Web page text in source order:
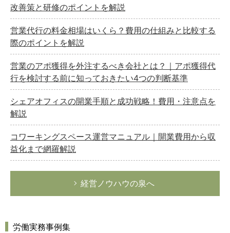
総務の給湯室
秘書のノウハウ
次へ
改善策と研修のポイントを解説
営業代行の料金相場はいくら？費用の仕組みと比較する
際のポイントを解説
営業のアポ獲得を外注するべき会社とは？｜アポ獲得代
行を検討する前に知っておきたい4つの判断基準
シェアオフィスの開業手順と成功戦略！費用・注意点を
解説
コワーキングスペース運営マニュアル｜開業費用から収
益化まで網羅解説
経営ノウハウの泉へ
労働実務事例集